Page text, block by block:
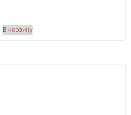
В корзину